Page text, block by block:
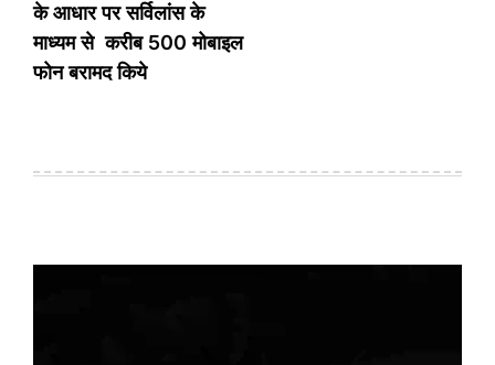
के आधार पर सर्विलांस के
माध्यम से करीब 500 मोबाइल
फोन बरामद किये